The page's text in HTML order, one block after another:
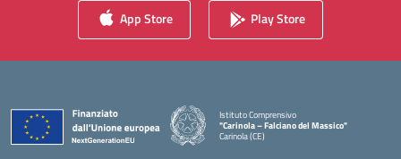
App Store Play Store
Istituto Comprensivo
"Carinola – Falciano del Massico"
Carinola (CE)